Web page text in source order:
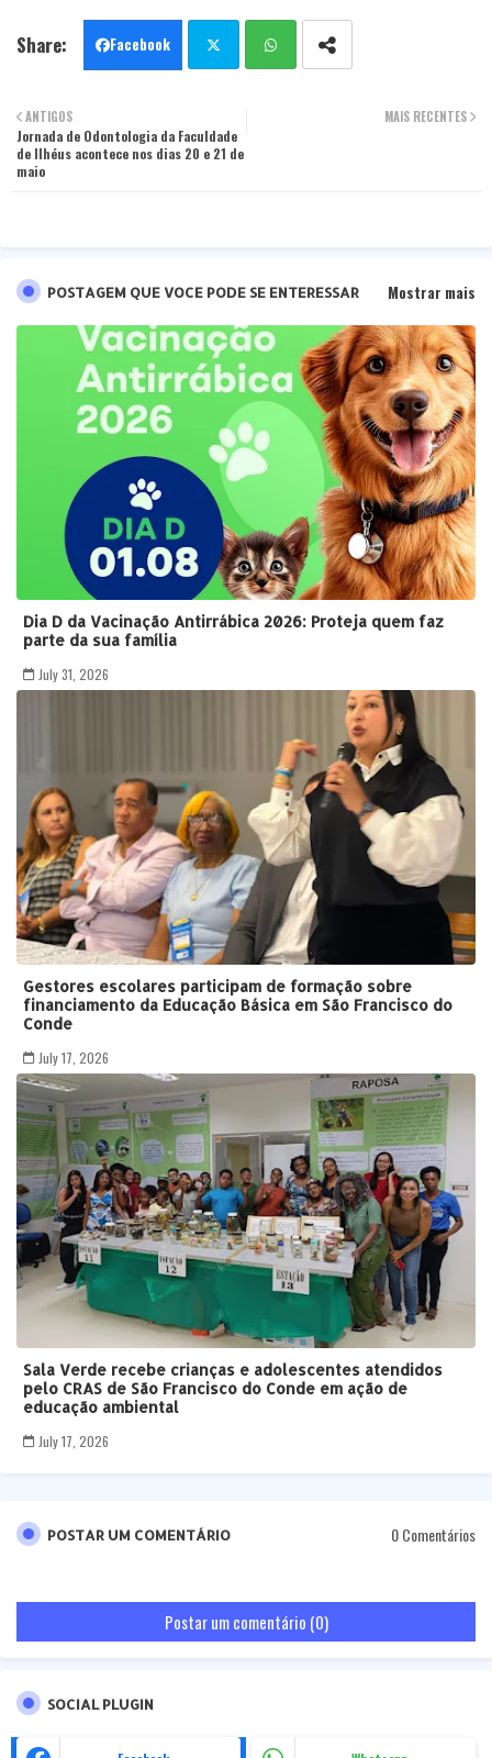
Facebook
ter
MAIS RECENTES
ANTIGOS
Jornada de Odontologia da Faculdade
de Ilhéus acontece nos dias 20 e 21 de
maio
POSTAGEM QUE VOCE PODE SE ENTERESSAR Mostrar mais
Dia D da Vacinação Antirrábica 2026: Proteja quem faz
parte da sua família
July 31, 2026
Gestores escolares participam de formação sobre
financiamento da Educação Básica em São Francisco do
Conde
July 17, 2026
Sala Verde recebe crianças e adolescentes atendidos
pelo CRAS de São Francisco do Conde em ação de
educação ambiental
July 17, 2026
POSTAR UM COMENTÁRIO 0 Comentários
Postar um comentário (0)
SOCIAL PLUGIN